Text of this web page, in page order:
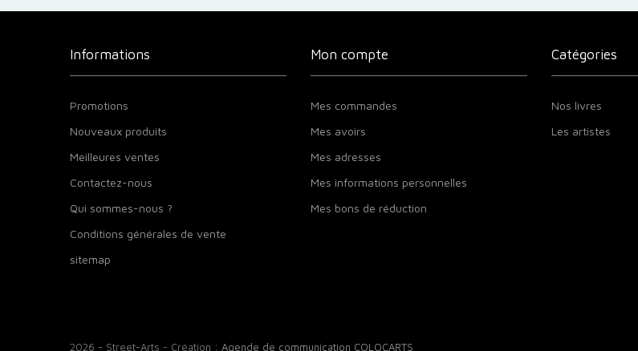
Informations
Promotions
Nouveaux produits
Meilleures ventes
Contactez-nous
Qui sommes-nous ?
Conditions générales de vente
sitemap
2026 - Street-Arts - Création : Agende de communication COLOCARTS
Mon compte
Mes commandes
Mes avoirs
Mes adresses
Mes informations personnelles
Mes bons de réduction
Catégories
Nos livres
Les artistes